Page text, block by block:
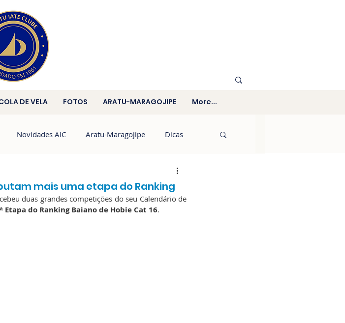
DE VELA FOTOS ARATU-MARAGOJIPE More...
Novidades AIC Aratu-Maragojipe Dicas
mais uma etapa do Ranking
duas grandes competições do seu Calendário de
Etapa do Ranking Baiano de Hobie Cat 16.